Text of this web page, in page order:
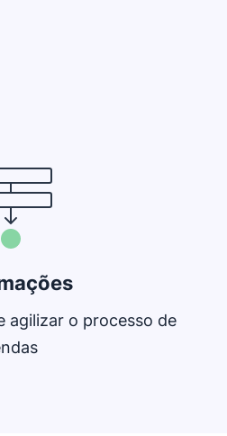
agilizar o processo de